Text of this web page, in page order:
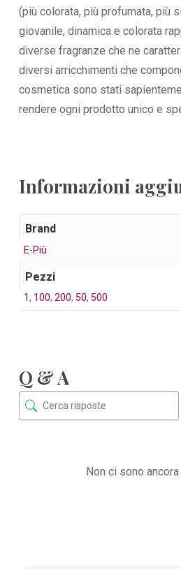
(più colorata, più profumata, più
giovanile, dinamica e colorata
diverse fragranze che ne
diversi arricchimenti che
cosmetica sono stati
rendere ogni prodotto unico e
Informazioni
Brand
E-Più
Pezzi
1, 100, 200, 50, 500
Q & A
Non ci sono